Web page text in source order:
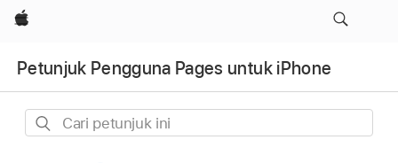
Apple
Petunjuk Pengguna Pages untuk iPhone
Cari